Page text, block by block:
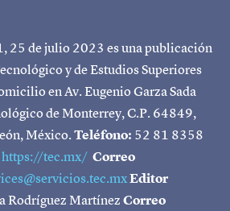
25 de julio 2023 es una publicación
y de Estudios Superiores
en Av. Eugenio Garza Sada
de Monterrey, C.P. 64849,
México.Teléfono: 52 81 8358
https://tec.mx/ Correo
Editor
Rodríguez MartínezCorreo